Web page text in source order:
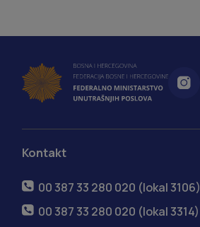
Kontakt
00 387 33 280 020 (lokal 3106)
00 387 33 280 020 (lokal 3314)